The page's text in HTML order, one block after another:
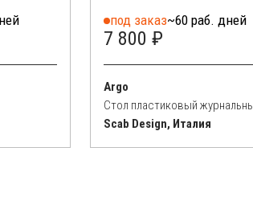
под заказ~60 раб. дней
7 800 ₽
Argo
Стол пластиковый
Scab Design, Италия